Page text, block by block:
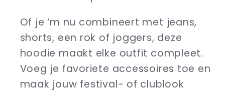
Of je ‘m nu combineert met jeans,
shorts, een rok of joggers, deze
hoodie maakt elke outfit compleet.
Voeg je favoriete accessoires toe en
maak jouw festival- of clublook